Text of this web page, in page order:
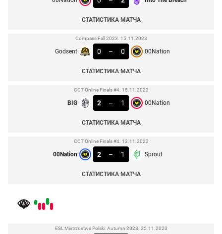
СТАТИСТИКА МАТЧА
Compass Fall 2023. 15.11.2023
Godsent 0 – 0 00Nation
СТАТИСТИКА МАТЧА
CCT Online Finals #4. 15.11.2023
BIG 2 – 1 00Nation
СТАТИСТИКА МАТЧА
CCT Online Finals #4. 13.11.2023
00Nation 2 – 1 Sprout
СТАТИСТИКА МАТЧА
ESL Mistrzostwa Polski: Autumn 2023. 25.11.2023